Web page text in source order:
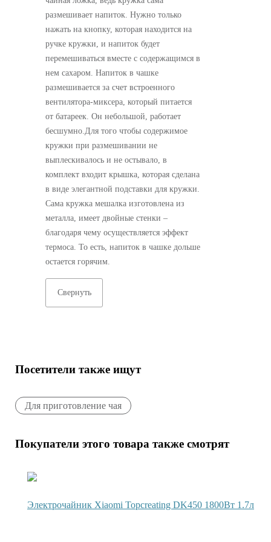
размешивает напиток. Нужно только
нажать на кнопку, которая находится на
ручке кружки, и напиток будет
перемешиваться вместе с содержащимся в
нем сахаром. Напиток в чашке
размешивается за счет встроенного
вентилятора-миксера, который питается
от батареек. Он небольшой, работает
бесшумно.Для того чтобы содержимое
кружки при размешивании не
выплескивалось и не остывало, в
комплект входит крышка, которая сделана
в виде элегантной подставки для кружки.
Сама кружка мешалка изготовлена из
металла, имеет двойные стенки –
благодаря чему осуществляется эффект
термоса. То есть, напиток в чашке дольше
остается горячим.
Свернуть
Посетители также ищут
Для приготовление чая
Покупатели этого товара также смотрят
Электрочайник Xiaomi Topcreating DK450 1800Вт 1.7л